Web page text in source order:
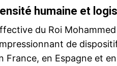
humaine et
du Roi
de
France, en Espagne et